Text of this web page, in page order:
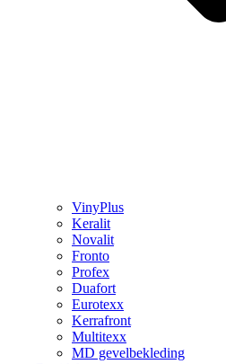
VinyPlus
Keralit
Novalit
Fronto
Profex
Duafort
Eurotexx
Kerrafront
Multitexx
MD gevelbekleding